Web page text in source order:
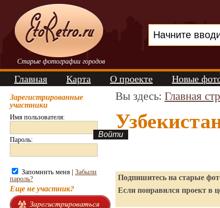
Старые фотографии городов
Главная Карта О проекте Новые
Зарегистрированные
участники
Имя пользователя:
Пароль:
Запомнить меня | Забыли
пароль?
Еще не участник?
Вы здесь: Главная
Подпишитесь на старые
Если понравился проект в